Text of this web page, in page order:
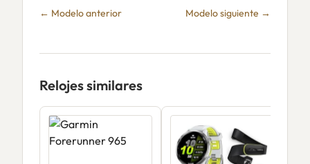
← Modelo anterior Modelo siguiente →
Relojes similares